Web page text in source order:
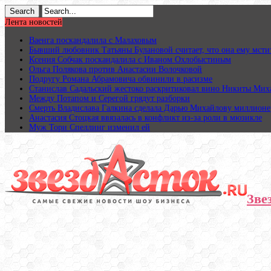
Лента новостей
Ваенга поскандалила с Малаховым
Бывший любовник Татьяны Булановой считает, что она ему
Ксения Собчак поскандалила с Иваном Охлобыстиным
Ольга Полякова против Анастасии Волочковой
Подругу Романа Абрамовича обвинили в расизме
Станислав Садальский жестоко раскритиковал вино Никиты
Между Потапом и Серегой грядут разборки
Смерть Владислава Галкина сделала Дарью Михайлову
Анастасия Стоцкая ввязалась в конфликт из-за роли в мюзикле
Муж Тори Спеллинг изменил ей